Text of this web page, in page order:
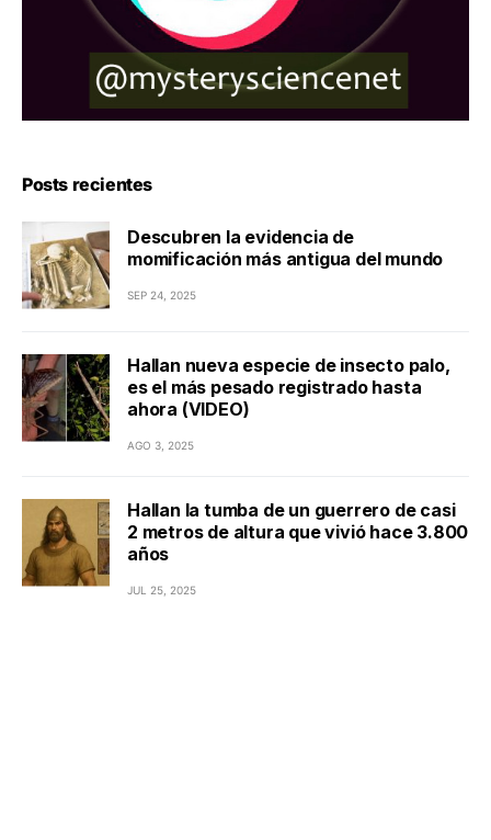
Posts recientes
Descubren la evidencia de
momificación más antigua del mundo
SEP 24, 2025
Hallan nueva especie de insecto palo,
es el más pesado registrado hasta
ahora (VIDEO)
AGO 3, 2025
Hallan la tumba de un guerrero de casi
2 metros de altura que vivió hace 3.800
años
JUL 25, 2025